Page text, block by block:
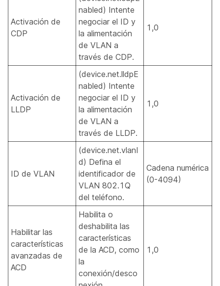
Activación de
CDP
nabled) Intente
negociar el ID y
la alimentación
de VLAN a
través de CDP.
1,0
Activación de
LLDP
(device.net.lldpE
nabled) Intente
negociar el ID y
la alimentación
de VLAN a
través de LLDP.
1,0
ID de VLAN
(device.net.vlanI
d) Defina el
identificador de
VLAN 802.1Q
del teléfono.
Cadena numérica
(0-4094)
Habilitar las
características
avanzadas de
ACD
Habilita o
deshabilita las
características
de la ACD, como
la
conexión/desco
1,0